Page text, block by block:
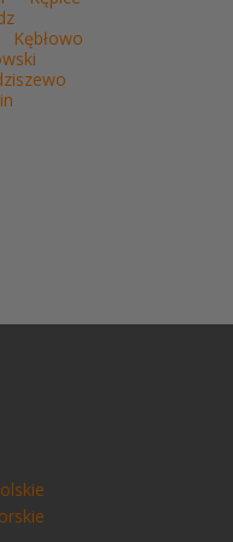
Kębłowo